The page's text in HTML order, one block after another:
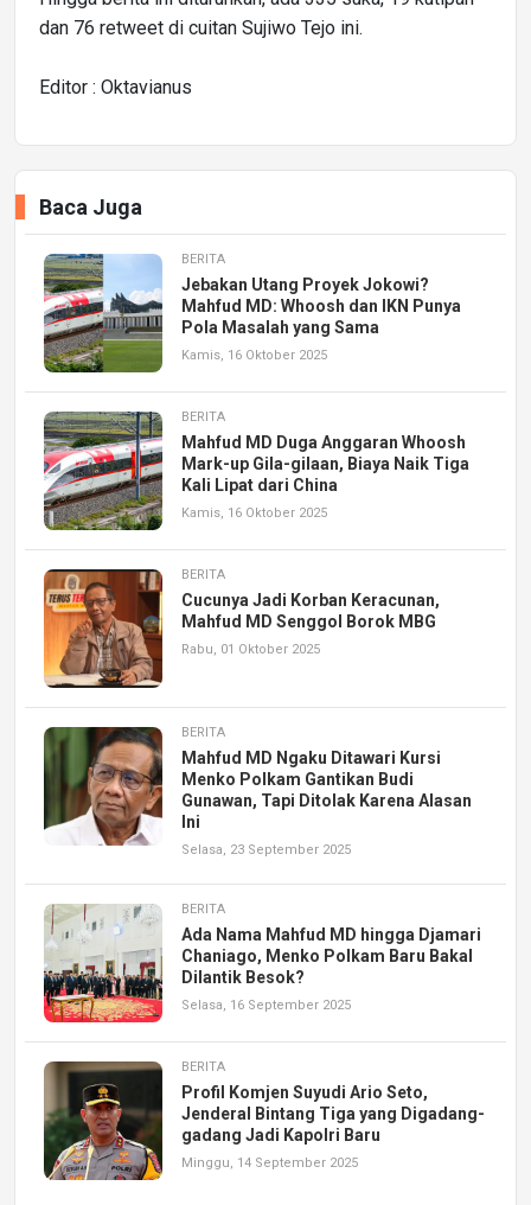
dan 76 retweet di cuitan Sujiwo Tejo ini.
Editor : Oktavianus
Baca Juga
BERITA
Jebakan Utang Proyek Jokowi?
Mahfud MD: Whoosh dan IKN Punya
Pola Masalah yang Sama
Kamis, 16 Oktober 2025
BERITA
Mahfud MD Duga Anggaran Whoosh
Mark-up Gila-gilaan, Biaya Naik Tiga
Kali Lipat dari China
Kamis, 16 Oktober 2025
BERITA
Cucunya Jadi Korban Keracunan,
Mahfud MD Senggol Borok MBG
Rabu, 01 Oktober 2025
BERITA
Mahfud MD Ngaku Ditawari Kursi
Menko Polkam Gantikan Budi
Gunawan, Tapi Ditolak Karena Alasan
Ini
Selasa, 23 September 2025
BERITA
Ada Nama Mahfud MD hingga Djamari
Chaniago, Menko Polkam Baru Bakal
Dilantik Besok?
Selasa, 16 September 2025
BERITA
Profil Komjen Suyudi Ario Seto,
Jenderal Bintang Tiga yang Digadang-
gadang Jadi Kapolri Baru
Minggu, 14 September 2025